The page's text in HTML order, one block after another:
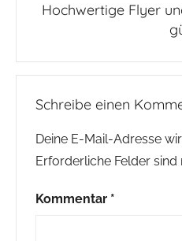
Hochwertige Flyer
Schreibe einen
Deine E-Mail-Adresse
Erforderliche Felder sind
Kommentar *